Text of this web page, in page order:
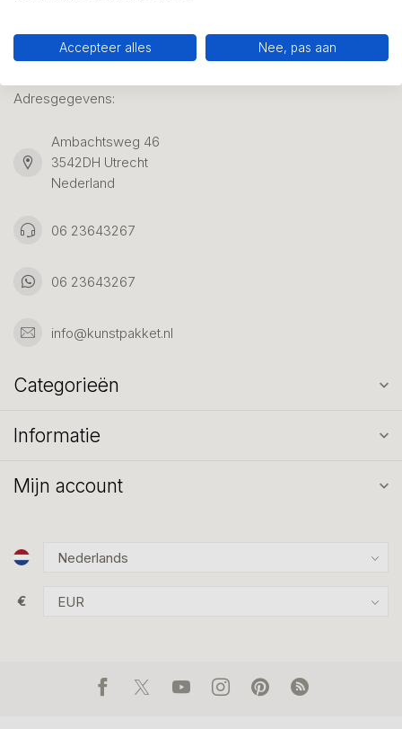
Adresgegevens:
Ambachtsweg 46
3542DH Utrecht
Nederland
06 23643267
06 23643267
info@kunstpakket.nl
Categorieën
Informatie
Mijn account
€
Accepteer alles Nee, pas aan